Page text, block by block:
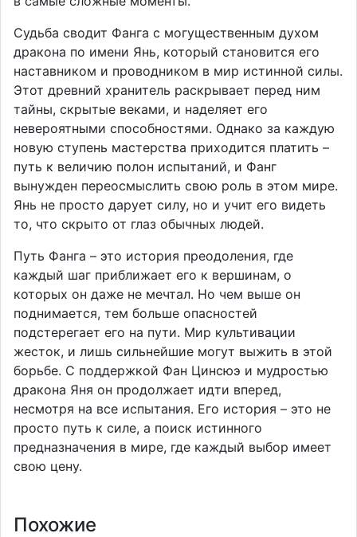
Судьба сводит Фанга с могущественным духом
дракона по имени Янь, который становится его
наставником и проводником в мир истинной силы.
Этот древний хранитель раскрывает перед ним
тайны, скрытые веками, и наделяет его
невероятными способностями. Однако за каждую
новую ступень мастерства приходится платить –
путь к величию полон испытаний, и Фанг
вынужден переосмыслить свою роль в этом мире.
Янь не просто дарует силу, но и учит его видеть
то, что скрыто от глаз обычных людей.
Путь Фанга – это история преодоления, где
каждый шаг приближает его к вершинам, о
которых он даже не мечтал. Но чем выше он
поднимается, тем больше опасностей
подстерегает его на пути. Мир культивации
жесток, и лишь сильнейшие могут выжить в этой
борьбе. С поддержкой Фан Цинсюэ и мудростью
дракона Яня он продолжает идти вперед,
несмотря на все испытания. Его история – это не
просто путь к силе, а поиск истинного
предназначения в мире, где каждый выбор имеет
свою цену.
Похожие